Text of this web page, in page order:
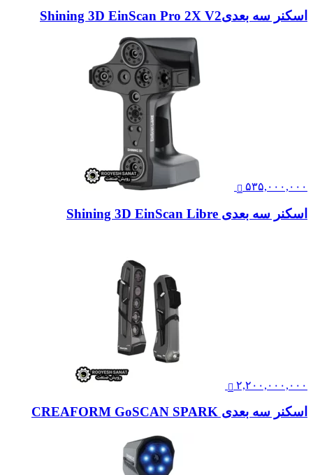
اسکنر سه بعدیShining 3D EinScan Pro 2X V2
۵۳۵,۰۰۰,۰۰۰
اسکنر سه بعدی Shining 3D EinScan Libre
۲,۲۰۰,۰۰۰,۰۰۰
اسکنر سه بعدی CREAFORM GoSCAN SPARK